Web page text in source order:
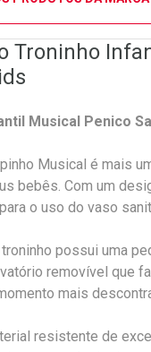
Troninho
Musical Penico
Musical é mais
bebês. Com um
o uso do vaso
possui uma
removível que
mais
resistente de